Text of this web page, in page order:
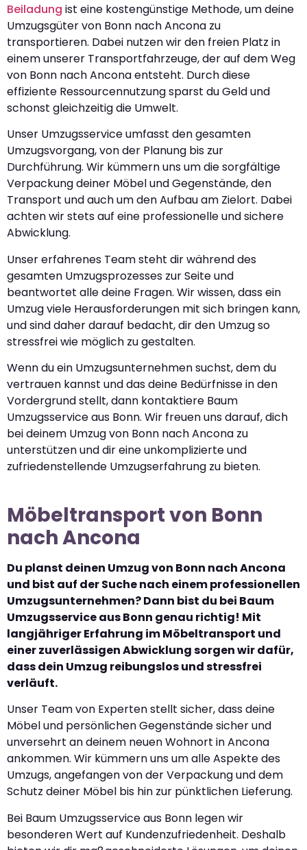
Beiladung ist eine kostengünstige Methode, um deine
Umzugsgüter von Bonn nach Ancona zu
transportieren. Dabei nutzen wir den freien Platz in
einem unserer Transportfahrzeuge, der auf dem Weg
von Bonn nach Ancona entsteht. Durch diese
effiziente Ressourcennutzung sparst du Geld und
schonst gleichzeitig die Umwelt.
Unser Umzugsservice umfasst den gesamten
Umzugsvorgang, von der Planung bis zur
Durchführung. Wir kümmern uns um die sorgfältige
Verpackung deiner Möbel und Gegenstände, den
Transport und auch um den Aufbau am Zielort. Dabei
achten wir stets auf eine professionelle und sichere
Abwicklung.
Unser erfahrenes Team steht dir während des
gesamten Umzugsprozesses zur Seite und
beantwortet alle deine Fragen. Wir wissen, dass ein
Umzug viele Herausforderungen mit sich bringen kann,
und sind daher darauf bedacht, dir den Umzug so
stressfrei wie möglich zu gestalten.
Wenn du ein Umzugsunternehmen suchst, dem du
vertrauen kannst und das deine Bedürfnisse in den
Vordergrund stellt, dann kontaktiere Baum
Umzugsservice aus Bonn. Wir freuen uns darauf, dich
bei deinem Umzug von Bonn nach Ancona zu
unterstützen und dir eine unkomplizierte und
zufriedenstellende Umzugserfahrung zu bieten.
Möbeltransport von Bonn
nach Ancona
Du planst deinen Umzug von Bonn nach Ancona
und bist auf der Suche nach einem professionellen
Umzugsunternehmen? Dann bist du bei Baum
Umzugsservice aus Bonn genau richtig! Mit
langjähriger Erfahrung im Möbeltransport und
einer zuverlässigen Abwicklung sorgen wir dafür,
dass dein Umzug reibungslos und stressfrei
verläuft.
Unser Team von Experten stellt sicher, dass deine
Möbel und persönlichen Gegenstände sicher und
unversehrt an deinem neuen Wohnort in Ancona
ankommen. Wir kümmern uns um alle Aspekte des
Umzugs, angefangen von der Verpackung und dem
Schutz deiner Möbel bis hin zur pünktlichen Lieferung.
Bei Baum Umzugsservice aus Bonn legen wir
besonderen Wert auf Kundenzufriedenheit. Deshalb